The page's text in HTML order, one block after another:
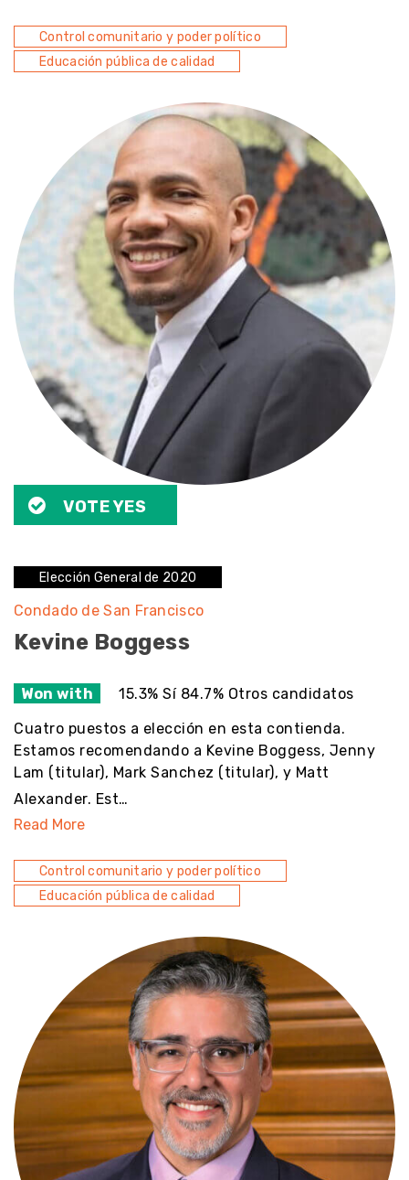
Control comunitario y poder político
Educación pública de calidad
VOTE YES
Elección General de 2020
Condado de San Francisco
Kevine Boggess
Won with 15.3% Sí 84.7% Otros candidatos
Cuatro puestos a elección en esta contienda.
Estamos recomendando a Kevine Boggess, Jenny
Lam (titular), Mark Sanchez (titular), y Matt
Alexander. Est…
Read More
Control comunitario y poder político
Educación pública de calidad